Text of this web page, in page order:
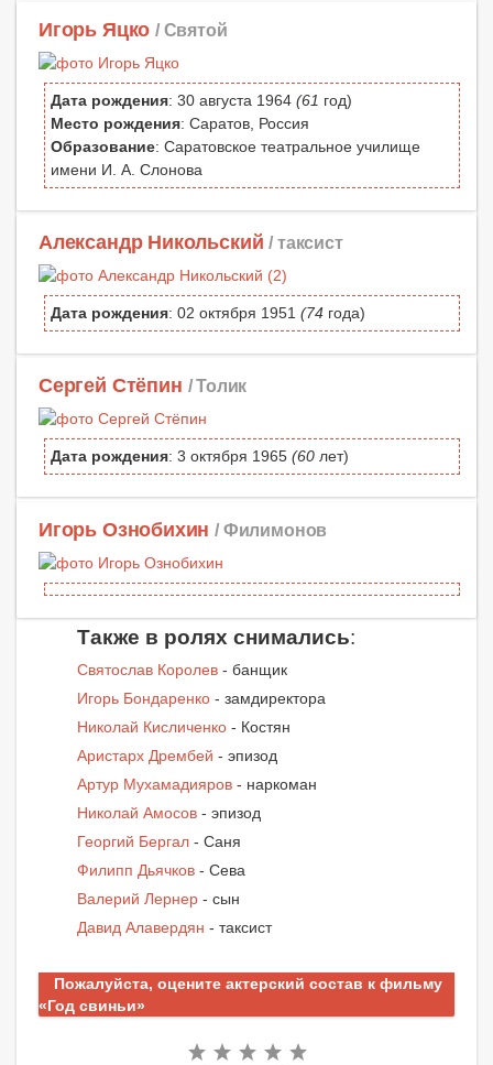
Игорь Яцко / Святой
Дата рождения: 30 августа 1964 (61 год)
Место рождения: Саратов, Россия
Образование: Саратовское театральное училище
имени И. А. Слонова
Александр Никольский / таксист
Дата рождения: 02 октября 1951 (74 года)
Сергей Стёпин / Толик
Дата рождения: 3 октября 1965 (60 лет)
Игорь Ознобихин / Филимонов
Также в ролях снимались:
Святослав Королев - банщик
Игорь Бондаренко - замдиректора
Николай Кисличенко - Костян
Аристарх Дрембей - эпизод
Артур Мухамадияров - наркоман
Николай Амосов - эпизод
Георгий Бергал - Саня
Филипп Дьячков - Сева
Валерий Лернер - сын
Давид Алавердян - таксист
Пожалуйста, оцените актерский состав к фильму
«Год свиньи»